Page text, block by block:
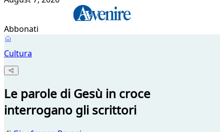
Abbonati
Cultura
Le parole di Gesù in croce
interrogano gli scrittori